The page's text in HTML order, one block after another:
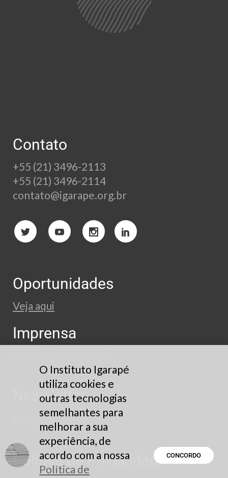
Contato
+55 (21) 3496-2113
+55 (21) 3496-2114
contato@igarape.org.br
Oportunidades
Veja aqui
Imprensa
Newsletter
Cadastre-se
Política de Privacidade
O Instituto Igarapé
utiliza cookies e
outras tecnologias
semelhantes para
melhorar a sua
experiência, de
acordo com a nossa
Política de
CONCORDO